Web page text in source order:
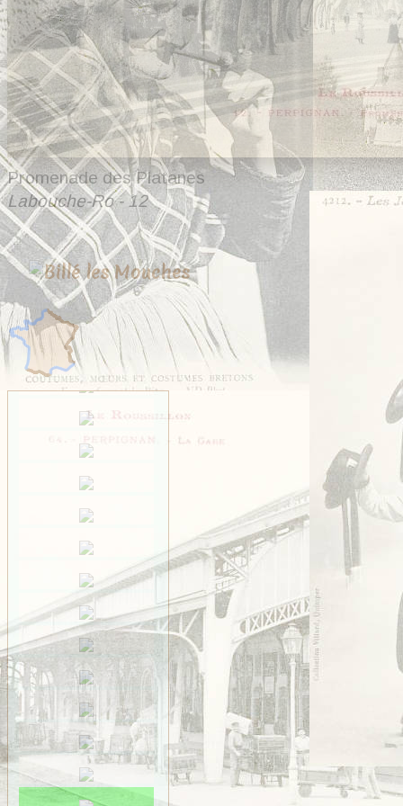
Promenade des Platanes
Labouche-Ro - 12
20 cartes